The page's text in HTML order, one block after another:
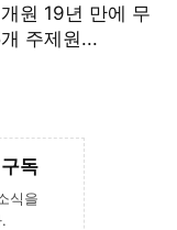
원 19년 만에 무
주제원...
독
식을